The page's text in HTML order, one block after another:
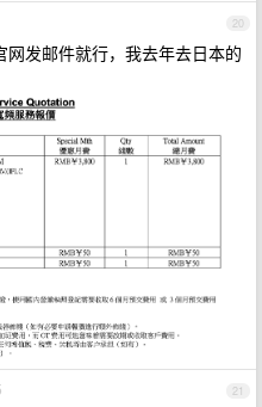
20
网发邮件就行，我去年去日本的
21